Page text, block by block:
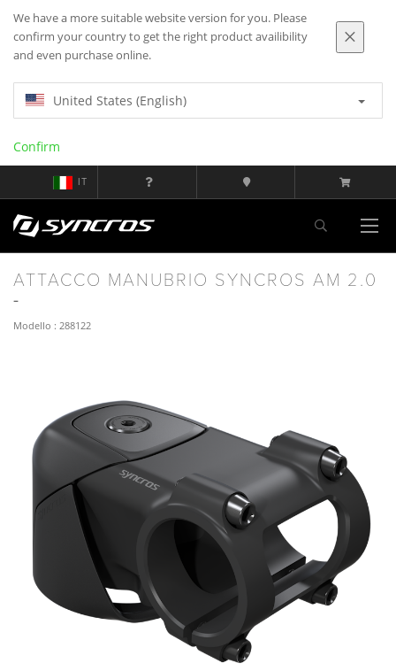
We have a more suitable website version for you. Please
confirm your country to get the right product availibility
and even purchase online.
United States (English)
Confirm
IT
ATTACCO MANUBRIO SYNCROS AM 2.0
Modello : 288122